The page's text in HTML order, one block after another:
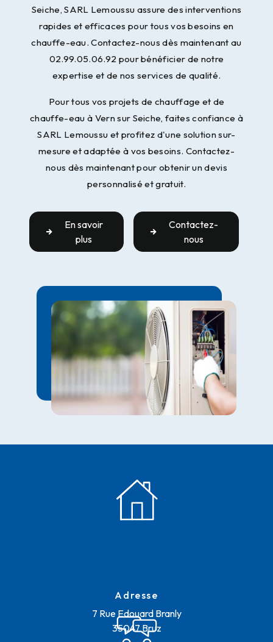
Seiche, SARL Lemoussu assure des interventions
rapides et efficaces pour tous vos besoins en
chauffe-eau. Contactez-nous dès maintenant au
02.99.05.06.92 pour bénéficier de notre
expertise et de nos services de qualité.
Pour tous vos projets de chauffage et de
chauffe-eau à Vern sur Seiche, faites confiance à
SARL Lemoussu et profitez d'une solution sur-
mesure et adaptée à vos besoins. Contactez-
nous dès maintenant pour obtenir un devis
personnalisé et gratuit.
En savoir
plus
Contactez-
nous
Adresse
7 Rue Edouard Branly
35047 Bruz